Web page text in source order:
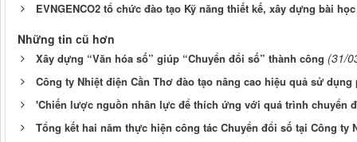
EVNGENCO2 tổ chức đào tạo Kỹ năng thiết kế, xây dựng bài
Những tin cũ hơn
Xây dựng “Văn hóa số” giúp “Chuyển đổi số” thành công (31/
Công ty Nhiệt điện Cần Thơ đào tạo nâng cao hiệu quả sử dụng
'Chiến lược nguồn nhân lực để thích ứng với quá trình chuyển
Tổng kết hai năm thực hiện công tác Chuyển đổi số tại Công ty